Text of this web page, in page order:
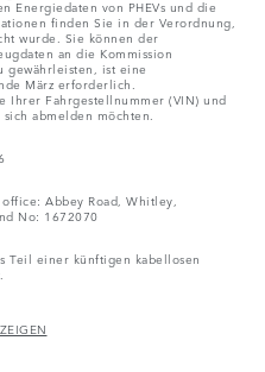
Energiedaten von PHEVs und die
finden Sie in der Verordnung,
wurde. Sie können der
an die Kommission
gewährleisten, ist eine
März erforderlich.
Ihrer Fahrgestellnummer (VIN) und
abmelden möchten.
Abbey Road, Whitley,
No: 1672070
Teil einer künftigen kabellosen